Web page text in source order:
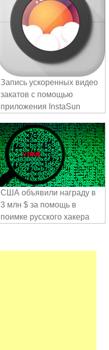
Запись ускоренных видео
закатов с помощью
приложения InstaSun
США объявили награду в
3 млн $ за помощь в
поимке русского хакера